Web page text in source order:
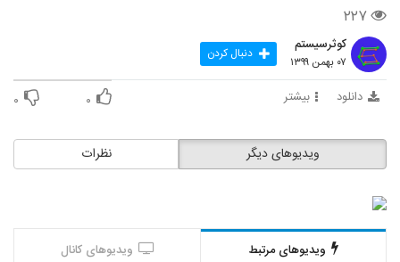
۲۲۷
کوثرسیستم
۰۷ بهمن ۱۳۹۹ دنبال کردن
دانلود بیشتر ۰ ۰
نظرات ویدیوهای دیگر
ویدیوهای مرتبط ویدیوهای کانال